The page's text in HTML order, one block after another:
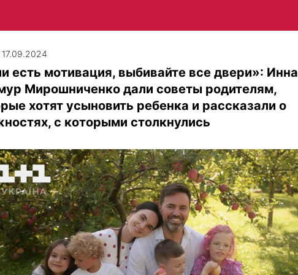
есть мотивация, выбивайте все двери»: Инна
Мирошниченко дали советы родителям,
хотят усыновить ребенка и рассказали о
с которыми столкнулись